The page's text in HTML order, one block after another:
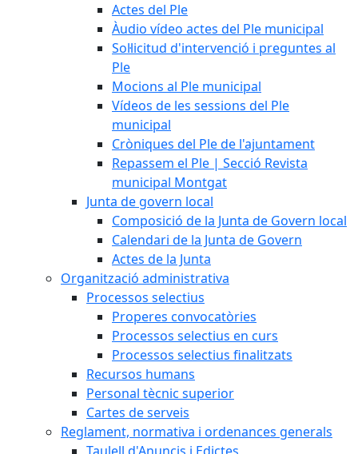
Actes del Ple
Àudio vídeo actes del Ple municipal
Sol·licitud d'intervenció i preguntes al
Ple
Mocions al Ple municipal
Vídeos de les sessions del Ple
municipal
Cròniques del Ple de l'ajuntament
Repassem el Ple | Secció Revista
municipal Montgat
Junta de govern local
Composició de la Junta de Govern local
Calendari de la Junta de Govern
Actes de la Junta
Organització administrativa
Processos selectius
Properes convocatòries
Processos selectius en curs
Processos selectius finalitzats
Recursos humans
Personal tècnic superior
Cartes de serveis
Reglament, normativa i ordenances generals